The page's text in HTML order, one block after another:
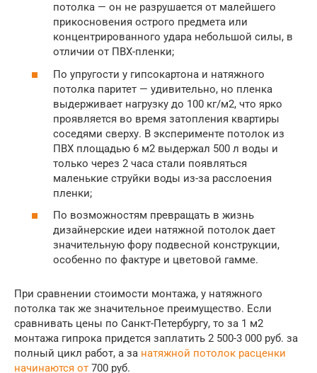
потолка — он не разрушается от малейшего
прикосновения острого предмета или
концентрированного удара небольшой силы, в
отличии от ПВХ-пленки;
По упругости у гипсокартона и натяжного
потолка паритет — удивительно, но пленка
выдерживает нагрузку до 100 кг/м2, что ярко
проявляется во время затопления квартиры
соседями сверху. В эксперименте потолок из
ПВХ площадью 6 м2 выдержал 500 л воды и
только через 2 часа стали появляться
маленькие струйки воды из-за расслоения
пленки;
По возможностям превращать в жизнь
дизайнерские идеи натяжной потолок дает
значительную фору подвесной конструкции,
особенно по фактуре и цветовой гамме.
При сравнении стоимости монтажа, у натяжного
потолка так же значительное преимущество. Если
сравнивать цены по Санкт-Петербургу, то за 1 м2
монтажа гипрока придется заплатить 2 500-3 000 руб. за
полный цикл работ, а за натяжной потолок расценки
начинаются от 700 руб.